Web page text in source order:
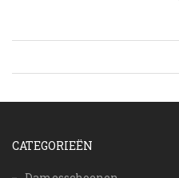
CATEGORIEËN